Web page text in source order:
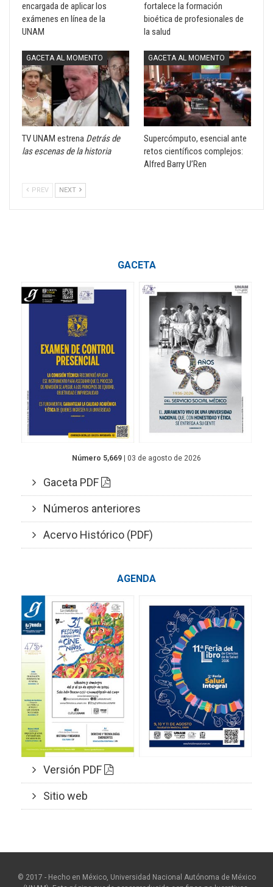
encargada de aplicar los
exámenes en línea de la
UNAM
fortalece la formación
bioética de profesionales de
la salud
GACETA AL MOMENTO
TV UNAM estrena Detrás de
las escenas de la historia
GACETA AL MOMENTO
Supercómputo, esencial ante
retos científicos complejos:
Alfred Barry U’Ren
PREV NEXT
GACETA
Número 5,669 | 03 de agosto de 2026
Gaceta PDF
Números anteriores
Acervo Histórico (PDF)
AGENDA
Versión PDF
Sitio web
© 2017 - Hecho en México, Universidad Nacional Autónoma de México